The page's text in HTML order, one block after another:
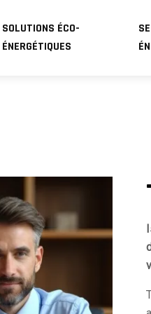
SOLUTIONS ÉCO-
ÉNERGÉTIQUES